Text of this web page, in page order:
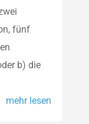
fünf
b) die
mehr lesen